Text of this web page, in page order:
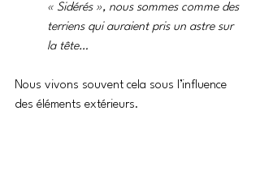
« Sidérés », nous sommes comme des
terriens qui auraient pris un astre sur
la tête…
Nous vivons souvent cela sous l’influence
des éléments extérieurs.